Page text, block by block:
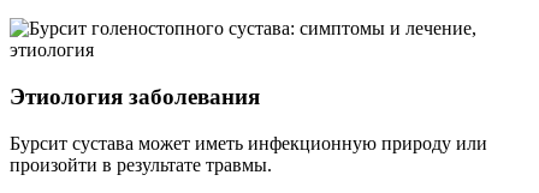
Этиология заболевания
Бурсит сустава может иметь инфекционную природу или
произойти в результате травмы.